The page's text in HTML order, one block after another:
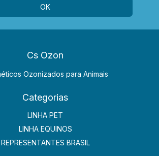
Cs Ozon
Ozonizados para Animais
Categorias
LINHA PET
LINHA EQUINOS
REPRESENTANTES BRASIL